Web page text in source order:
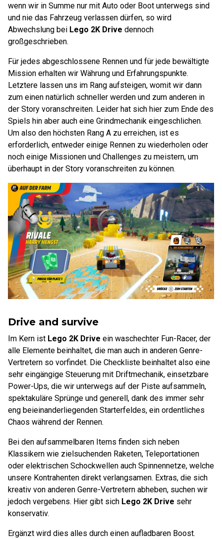
wenn wir in Summe nur mit Auto oder Boot unterwegs sind
und nie das Fahrzeug verlassen dürfen, so wird
Abwechslung bei Lego 2K Drive dennoch
großgeschrieben.
Für jedes abgeschlossene Rennen und für jede bewältigte
Mission erhalten wir Währung und Erfahrungspunkte.
Letztere lassen uns im Rang aufsteigen, womit wir dann
zum einen natürlich schneller werden und zum anderen in
der Story voranschreiten. Leider hat sich hier zum Ende des
Spiels hin aber auch eine Grindmechanik eingeschlichen.
Um also den höchsten Rang A zu erreichen, ist es
erforderlich, entweder einige Rennen zu wiederholen oder
noch einige Missionen und Challenges zu meistern, um
überhaupt in der Story voranschreiten zu können.
Drive and survive
Im Kern ist Lego 2K Drive ein waschechter Fun-Racer, der
alle Elemente beinhaltet, die man auch in anderen Genre-
Vertretern so vorfindet. Die Checkliste beinhaltet also eine
sehr eingängige Steuerung mit Driftmechanik, einsetzbare
Power-Ups, die wir unterwegs auf der Piste aufsammeln,
spektakuläre Sprünge und generell, dank des immer sehr
eng beieinanderliegenden Starterfeldes, ein ordentliches
Chaos während der Rennen.
Bei den aufsammelbaren Items finden sich neben
Klassikern wie zielsuchenden Raketen, Teleportationen
oder elektrischen Schockwellen auch Spinnennetze, welche
unsere Kontrahenten direkt verlangsamen. Extras, die sich
kreativ von anderen Genre-Vertretern abheben, suchen wir
jedoch vergebens. Hier gibt sich Lego 2K Drive sehr
konservativ.
Ergänzt wird dies alles durch einen aufladbaren Boost.